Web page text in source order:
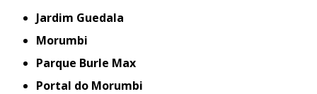
Jardim Guedala
Morumbi
Parque Burle Max
Portal do Morumbi